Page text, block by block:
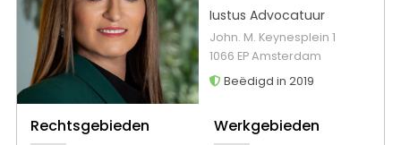
Iustus Advocatuur
John. M. Keynesplein 1
1066 EP Amsterdam
Beëdigd in 2019
Rechtsgebieden Werkgebieden